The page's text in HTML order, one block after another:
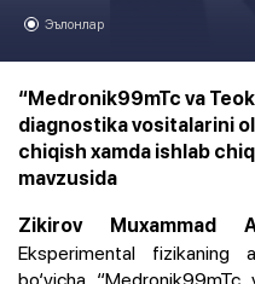
Эълонлар
“Medronik99mTc va
diagnostika vositalarini
chiqish xamda ishlab
mavzusida
Zikirov Muxammad
Eksperimental fizikaning